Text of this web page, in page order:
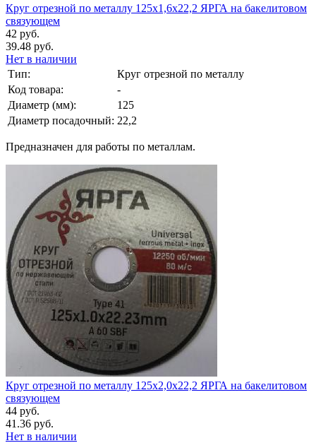
Круг отрезной по металлу 125х1,6х22,2 ЯРГА на бакелитовом
связующем
42 руб.
39.48 руб.
Нет в наличии
Тип:
Круг отрезной по металлу
Код товара:
-
Диаметр (мм):
125
Диаметр посадочный: 22,2
Предназначен для работы по металлам.
Круг отрезной по металлу 125х2,0х22,2 ЯРГА на бакелитовом
связующем
44 руб.
41.36 руб.
Нет в наличии